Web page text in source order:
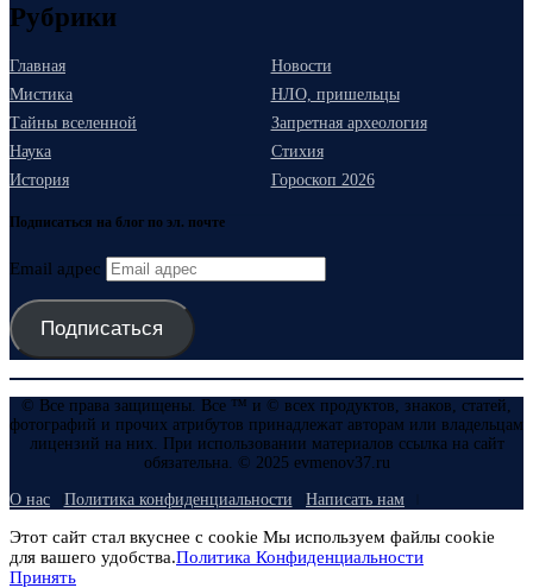
Рубрики
Главная
Новости
Мистика
НЛО, пришельцы
Тайны вселенной
Запретная археология
Наука
Стихия
История
Гороскоп 2026
Подписаться на блог по эл. почте
Email адрес
Подписаться
© Все права защищены. Все ™ и © всех продуктов, знаков, статей,
фотографий и прочих атрибутов принадлежат авторам или владельцам
лицензий на них. При использовании материалов ссылка на сайт
обязательна. © 2025 evmenov37.ru
О нас Политика конфиденциальности Написать нам
Этот сайт стал вкуснее с cookie Мы используем файлы cookie
для вашего удобства.Политика Конфиденциальности
Принять